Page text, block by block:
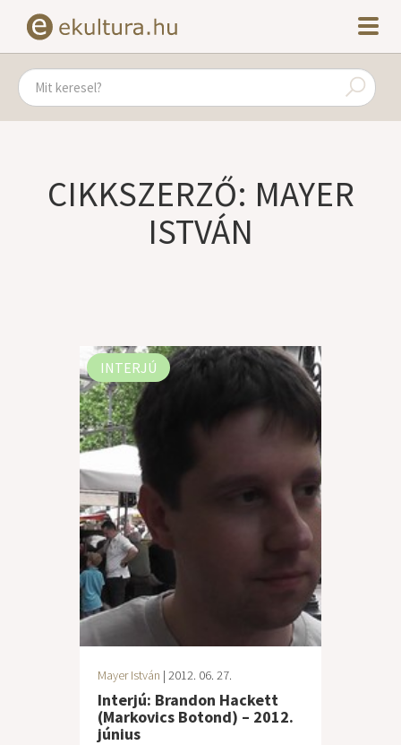
CIKKSZERZŐ: MAYER
ISTVÁN
INTERJÚ
Mayer István | 2012. 06. 27.
Interjú: Brandon Hackett
(Markovics Botond) – 2012.
június